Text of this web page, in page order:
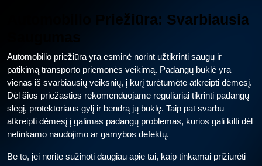
Automobilio Priežiūra: Svarbiausia
Automobilio priežiūra yra esminė norint užtikrinti saugų ir
patikimą transporto priemonės veikimą. Padangų būklė yra
vienas iš svarbiausių veiksnių, į kurį turėtumėte atkreipti dėmesį.
Dėl šios priežasties rekomenduojame reguliariai tikrinti padangų
slėgį, protektoriaus gylį ir bendrą jų būklę. Taip pat svarbu
atkreipti dėmesį į galimas padangų problemas, kurios gali kilti dėl
netinkamo naudojimo ar gamybos defektų.
Be to, jei norite sužinoti daugiau apie tai, kaip tinkamai prižiūrėti